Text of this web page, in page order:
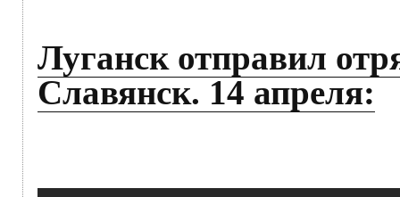
Луганск отправил
Славянск. 14 апреля: